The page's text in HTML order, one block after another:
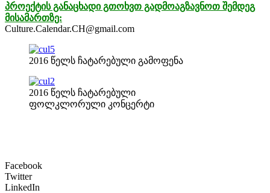
პროექტის განაცხადი გთოხვთ გადმოაგზავნოთ შემდეგ
მისამართზე:
Culture.Calendar.CH@gmail.com
2016 წელს ჩატარებული გამოფენა
2016 წელს ჩატარებული
ფოლკლორული კონცერტი
Facebook
Twitter
LinkedIn